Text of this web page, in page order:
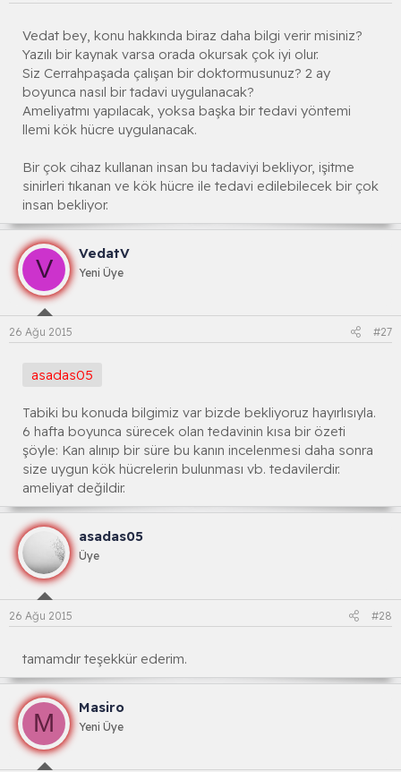
Vedat bey, konu hakkında biraz daha bilgi verir misiniz?
Yazılı bir kaynak varsa orada okursak çok iyi olur.
Siz Cerrahpaşada çalışan bir doktormusunuz? 2 ay
boyunca nasıl bir tadavi uygulanacak?
Ameliyatmı yapılacak, yoksa başka bir tedavi yöntemi
llemi kök hücre uygulanacak.
Bir çok cihaz kullanan insan bu tadaviyi bekliyor, işitme
sinirleri tıkanan ve kök hücre ile tedavi edilebilecek bir çok
insan bekliyor.
V
VedatV
Yeni Üye
26 Ağu 2015 #27
asadas05
Tabiki bu konuda bilgimiz var bizde bekliyoruz hayırlısıyla.
6 hafta boyunca sürecek olan tedavinin kısa bir özeti
şöyle: Kan alınıp bir süre bu kanın incelenmesi daha sonra
size uygun kök hücrelerin bulunması vb. tedavilerdir.
ameliyat değildir.
asadas05
Üye
26 Ağu 2015 #28
tamamdır teşekkür ederim.
M
Masiro
Yeni Üye